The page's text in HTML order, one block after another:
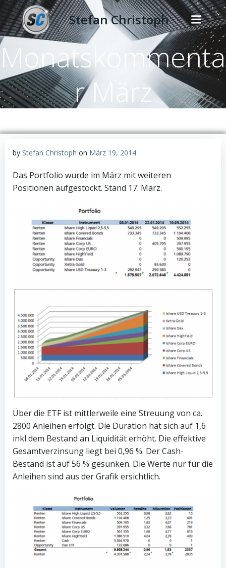
Zum
Inhalt
springen
Stefan Christoph
Monatskommenta
r März
by Stefan Christoph on März 19, 2014
Das Portfolio wurde im März mit weiteren
Positionen aufgestockt. Stand 17. März.
Über die ETF ist mittlerweile eine Streuung von ca.
2800 Anleihen erfolgt. Die Duration hat sich auf 1,6
inkl dem Bestand an Liquidität erhöht. Die effektive
Gesamtverzinsung liegt bei 0,96 %. Der Cash-
Bestand ist auf 56 % gesunken. Die Werte nur für die
Anleihen sind aus der Grafik ersichtlich.